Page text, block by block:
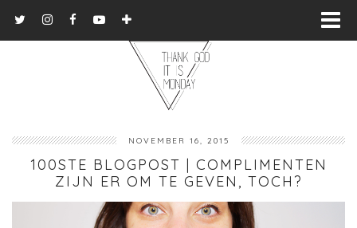
NOVEMBER 16, 2015
100STE BLOGPOST | COMPLIMENTEN
ZIJN ER OM TE GEVEN, TOCH?